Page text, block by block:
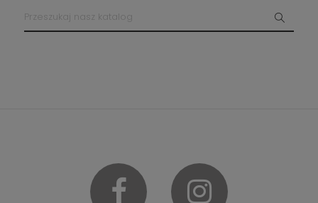
przygotowaniu łóżka – jest ono bowiem najważniejszym
miejscem odpoczynku. Ciepła, oddychająca pościel, która
Materace dla dzieci 90x160 cm
, dostępne w ofercie
producenta, zostały stworzone z myślą o zdrowiu i
Facebook